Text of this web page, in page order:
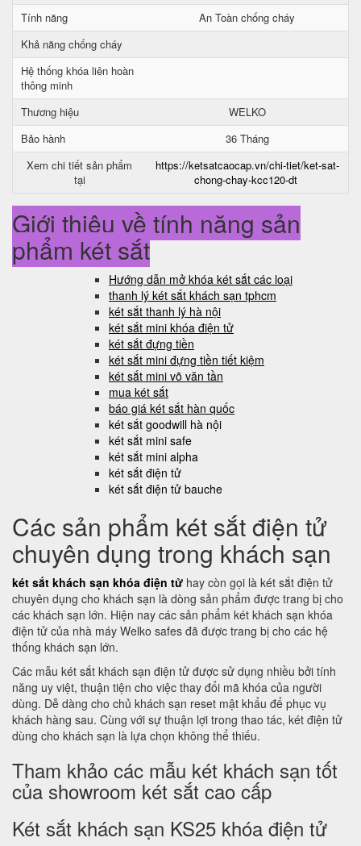
Tính năng
An Toàn chống cháy
Khả năng chống cháy
Hệ thống khóa liên hoàn
thông minh
Thương hiệu
WELKO
Bảo hành
36 Tháng
Xem chi tiết sản phẩm
tại
https://ketsatcaocap.vn/chi-tiet/ket-sat-
chong-chay-kcc120-dt
Giới thiệu về tính năng sản
phẩm két sắt
Hướng dẫn mở khóa két sắt các loại
thanh lý két sắt khách sạn tphcm
két sắt thanh lý hà nội
két sắt mini khóa điện tử
két sắt đựng tiền
két sắt mini đựng tiền tiết kiệm
két sắt mini võ văn tần
mua két sắt
báo giá két sắt hàn quốc
két sắt goodwill hà nội
két sắt mini safe
két sắt mini alpha
két sắt điện tử
két sắt điện tử bauche
Các sản phẩm két sắt điện tử
chuyên dụng trong khách sạn
két sắt khách sạn khóa điện tử hay còn gọi là két sắt điện tử
chuyên dụng cho khách sạn là dòng sản phẩm được trang bị cho
các khách sạn lớn. Hiện nay các sản phẩm két khách sạn khóa
điện tử của nhà máy Welko safes đã được trang bị cho các hệ
thống khách sạn lớn.
Các mẫu két sắt khách sạn điện tử được sử dụng nhiều bởi tính
năng uy việt, thuận tiện cho việc thay đổi mã khóa của người
dùng. Dễ dàng cho chủ khách sạn reset mật khẩu để phục vụ
khách hàng sau. Cùng với sự thuận lợi trong thao tác, két điện tử
dùng cho khách sạn là lựa chọn không thể thiếu.
Tham khảo các mẫu két khách sạn tốt
của showroom két sắt cao cấp
Két sắt khách sạn KS25 khóa điện tử